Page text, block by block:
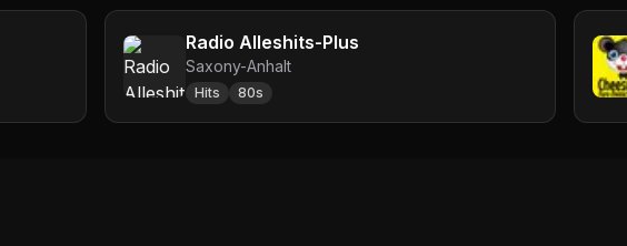
Radio Alleshits-Plus
Saxony-Anhalt
Hits 80s